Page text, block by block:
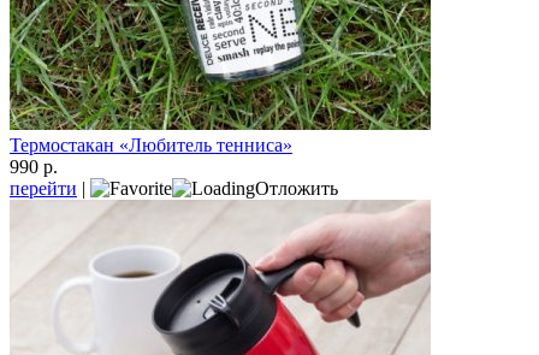
Термостакан «Любитель тенниса»
990 р.
перейти | Отложить